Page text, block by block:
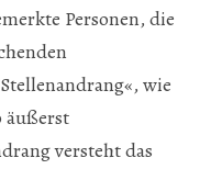
Personen, die
wie
äußerst
versteht das